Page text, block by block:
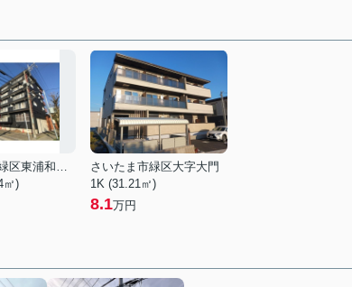
さいたま市緑区東浦和７丁目
㎡)
さいたま市緑区大字大門
1K (31.21㎡)
8.1万円